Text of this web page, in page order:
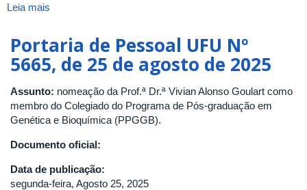
Leia mais
DIRIBTEC
Nº
65,
21
de
agosto
2025
Portaria de Pessoal UFU Nº
5665, de 25 de agosto de 2025
Assunto: nomeação da Prof.ª Dr.ª Vivian Alonso Goulart como
membro do Colegiado do Programa de Pós-graduação em
Genética e Bioquímica (PPGGB).
Documento oficial:
Data de publicação:
segunda-feira, Agosto 25, 2025